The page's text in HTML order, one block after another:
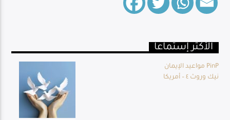
الأكثر إستماعا
مواعيد الإيمان PinP
نيك وروث ٤ – أمريكا